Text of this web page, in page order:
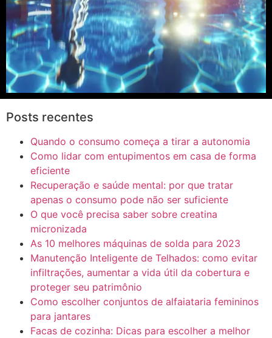
Posts recentes
Quando o consumo começa a tirar a autonomia
Como lidar com entupimentos em casa de forma
eficiente
Recuperação e saúde mental: por que tratar
apenas o consumo pode não ser suficiente
O que você precisa saber sobre creatina
micronizada
As 10 melhores máquinas de solda para 2023
Manutenção Inteligente de Telhados: como evitar
infiltrações, aumentar a vida útil da cobertura e
proteger seu patrimônio
Como escolher conjuntos de alfaiataria femininos
para jantares
Facas de cozinha: Dicas para escolher a melhor